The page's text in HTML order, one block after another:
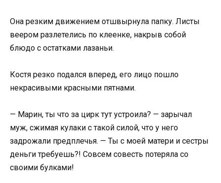
Она резким движением отшвырнула папку. Листы
веером разлетелись по клеенке, накрыв собой
блюдо с остатками лазаньи.
Костя резко подался вперед, его лицо пошло
некрасивыми красными пятнами.
— Марин, ты что за цирк тут устроила? — зарычал
муж, сжимая кулаки с такой силой, что у него
задрожали предплечья. — Ты с моей матери и сестры
деньги требуешь?! Совсем совесть потеряла со
своими булками!